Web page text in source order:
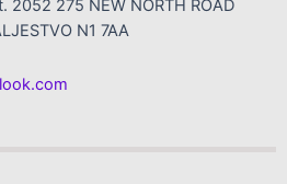
2052 275 NEW NORTH ROAD
N1 7AA